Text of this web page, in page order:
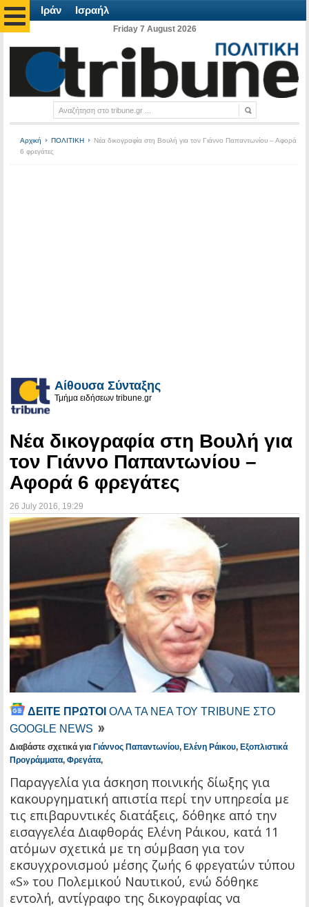
Ιράν Ισραήλ
Friday 7 August 2026
Αρχική ΠΟΛΙΤΙΚΗ
Νέα δικογραφία στη Βουλή για τον Γιάννο Παπαντωνίου – Αφορά
6 φρεγάτες
Αίθουσα Σύνταξης
Τμήμα ειδήσεων tribune.gr
Νέα δικογραφία στη Βουλή για
τον Γιάννο Παπαντωνίου –
Αφορά 6 φρεγάτες
26 July 2016 , 19:29
ΔΕΙΤΕ ΠΡΩΤΟΙ ΟΛΑ ΤΑ ΝΕΑ ΤΟΥ TRIBUNE ΣΤΟ
GOOGLE NEWS
Διαβάστε σχετικά για Γιάννος Παπαντωνίου, Ελένη Ράικου, Εξοπλιστικά
Προγράμματα, Φρεγάτα,
Παραγγελία για άσκηση ποινικής δίωξης για
κακουργηματική απιστία περί την υπηρεσία με
τις επιβαρυντικές διατάξεις, δόθηκε από την
εισαγγελέα Διαφθοράς Ελένη Ράικου, κατά 11
ατόμων σχετικά με τη σύμβαση για τον
εκσυγχρονισμού μέσης ζωής 6 φρεγατών τύπου
«S» του Πολεμικού Ναυτικού, ενώ δόθηκε
εντολή, αντίγραφο της δικογραφίας να